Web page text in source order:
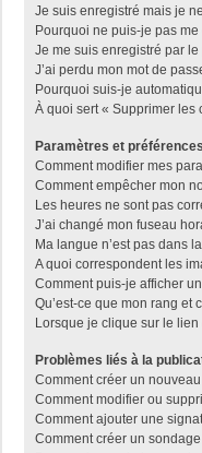
Je suis enregistré mais je
Pourquoi ne puis-je pas
Je me suis enregistré par
J’ai perdu mon mot de
Pourquoi suis-je
À quoi sert « Supprimer les
Paramètres et
Comment modifier mes
Comment empêcher mon
Les heures ne sont pas
J’ai changé mon fuseau
Ma langue n’est pas dans
A quoi correspondent les
Comment puis-je afficher
Qu’est-ce que mon rang et
Lorsque je clique sur le lien
Problèmes liés à la
Comment créer un
Comment modifier ou
Comment ajouter une
Comment créer un